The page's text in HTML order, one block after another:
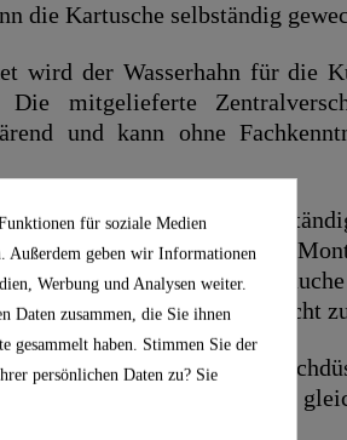
die Kartusche selbständig
wird der Wasserhahn für die
Die mitgelieferte
und kann ohne
enthalten ist ein
bebilderte
sind flexibel und leicht
verbaute
und ein weiches,
für soziale Medien
Außerdem geben wir Informationen
Werbung und Analysen weiter.
Daten zusammen, die Sie ihnen
gesammelt haben. Stimmen Sie der
persönlichen Daten zu? Sie